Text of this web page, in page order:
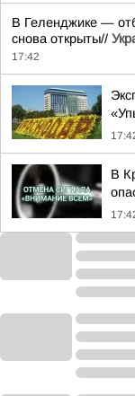
В Геленджике —
снова открыты//
17:42
В